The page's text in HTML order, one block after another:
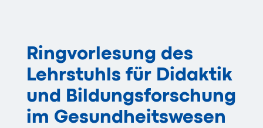
Ringvorlesung des
Lehrstuhls für Didaktik
und Bildungsforschung
im Gesundheitswesen